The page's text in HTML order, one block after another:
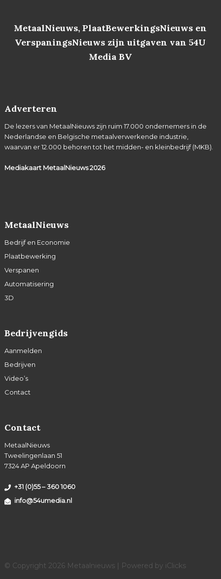
MetaalNieuws, PlaatBewerkingsNieuws en
VerspaningsNieuws zijn uitgaven van 54U
Media BV
Adverteren
De lezers van MetaalNieuws zijn ruim 17.000 ondernemers in de
Nederlandse en Belgische metaalverwerkende industrie,
waarvan er 12.000 behoren tot het midden- en kleinbedrijf (MKB).
Mediakaart MetaalNieuws2026
MetaalNieuws
Bedrijf en Economie
Plaatbewerking
Verspanen
Automatisering
3D
Bedrijvengids
Aanmelden
Bedrijven
Video’s
Contact
Contact
MetaalNieuws
Tweelingenlaan 51
7324 AP Apeldoorn
+31 (0)55 – 360 1060
info@54umedia.nl
© Copyright 2026 Metaalnieuws | Powered by iClicks